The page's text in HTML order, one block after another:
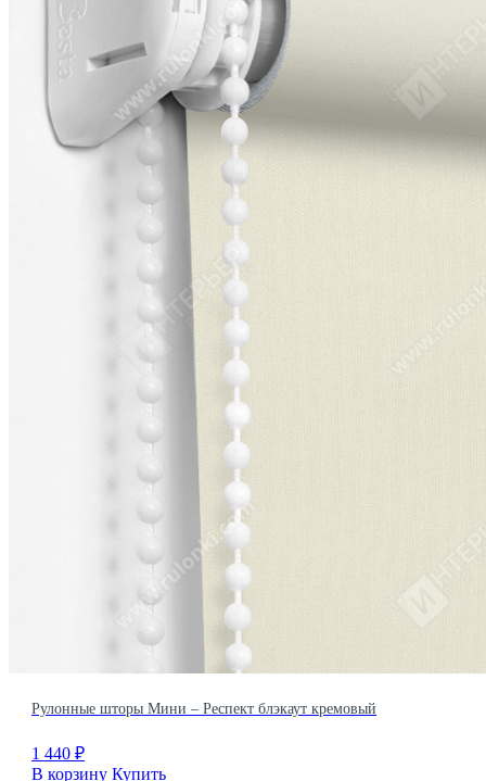
Рулонные шторы Мини – Респект блэкаут кремовый
1 440 ₽
В корзину Купить